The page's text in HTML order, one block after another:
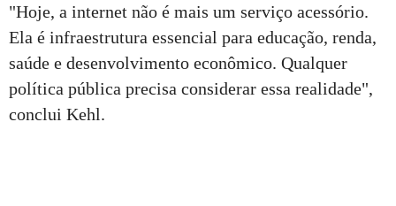
"Hoje, a internet não é mais um serviço acessório.
Ela é infraestrutura essencial para educação, renda,
saúde e desenvolvimento econômico. Qualquer
política pública precisa considerar essa realidade",
conclui Kehl.